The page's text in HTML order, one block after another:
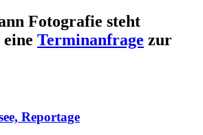
Fotografie steht
Terminanfrage zur
Reportage